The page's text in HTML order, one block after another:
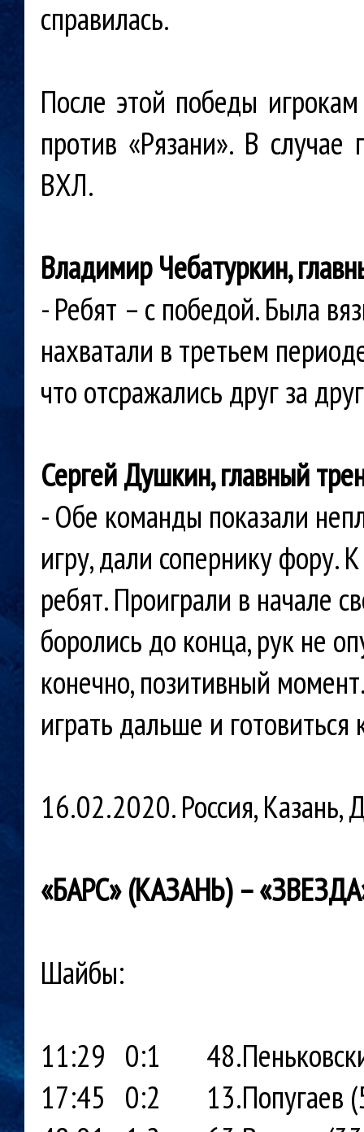
справилась.
После этой победы
против «Рязани». В
ВХЛ.
Владимир Чебатуркин,
- Ребят – с победой. Была
нахватали в третьем
что отсражались друг за
Сергей Душкин, главный
- Обе команды показали
игру, дали сопернику фору.
ребят. Проиграли в начале
боролись до конца, рук не
конечно, позитивный
играть дальше и
16.02.2020. Россия, Казань,
«БАРС» (КАЗАНЬ) –
Шайбы:
11:29 0:1
17:45 0:2 13.Попугаев